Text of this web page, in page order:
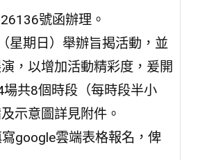
號函辦理。
星期日）舉辦旨揭活動，並
，以增加活動精彩度，爰開
共8個時段（每時段半小
示意圖詳見附件。
google雲端表格報名，俾